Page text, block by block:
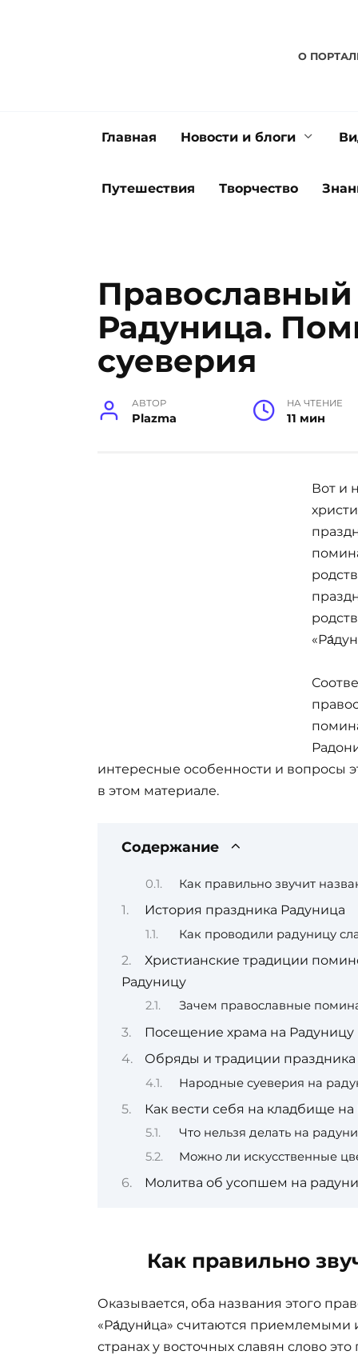
О
Главная Новости и блоги
Путешествия Творчество
Радуница.
суеверия
АВТОР
Plazma
НА ЧТЕНИЕ
11 мин
Вот и
интересные особенности и вопросы
в этом материале.
Содержание
Как правильно звучит
История праздника Радуница
Как проводили радуницу
Христианские традиции
Радуницу
Зачем православные
Посещение храма на Радуницу
Обряды и традиции праздника
Народные суеверия на
Как вести себя на кладбище на
Что нельзя делать на
Можно ли искусственные
Молитва об усопшем на
Как правильно
Оказывается, оба названия этого
«Ра́дуни́ца» считаются приемлемыми
странах у восточных славян слово